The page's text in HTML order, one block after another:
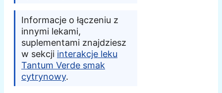
Informacje o łączeniu z
innymi lekami,
suplementami znajdziesz
w sekcji interakcje leku
Tantum Verde smak
cytrynowy.